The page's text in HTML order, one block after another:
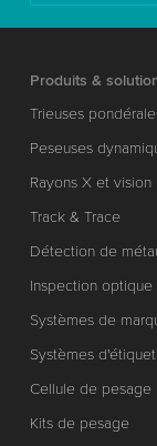
Produits &
Trieuses
Peseuses
Rayons X et vision
Track & Trace
Détection de
Inspection optique
Systèmes de
Systèmes
Cellule de pesage
Kits de pesage